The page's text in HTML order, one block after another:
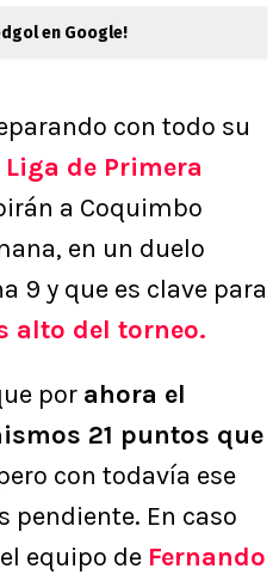
en Google!
con todo su
Liga de Primera
a Coquimbo
en un duelo
9 y que es clave para
alto del torneo.
por ahora el
21 puntos que
con todavía ese
pendiente. En caso
equipo de Fernando